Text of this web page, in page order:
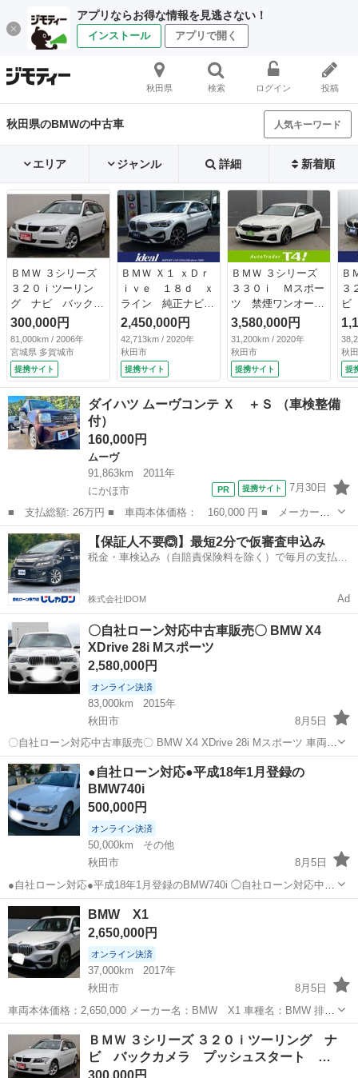
アプリならお得な情報を見逃さない！
インストール アプリで開く
秋田県 検索 ログイン 投稿
秋田県のBMWの中古車 人気キーワード
エリア ジャンル 詳細 新着順
ＢＭＷ ３シリーズ
３２０ｉツーリン
グ ナビ バックカ
メラ プッシュスタ
ート 黒革シート
ＥＴＣ スタッドレ
スタイヤ付き （検
9.6）
300,000円
81,000km / 2006年
宮城県 多賀城市
提携サイト
ＢＭＷ Ｘ１ ｘＤｒ
ｉｖｅ １８ｄ ｘ
ライン 純正ナビ
ＬＥＤ Ｂカメラ
パワーシート ハー
フレザー パワーテ
ールゲート 衝突警
報 クリアランスソ
ナー オートライ
ト 純正１８インチ
2,450,000円
42,713km / 2020年
秋田市
提携サイト
ＢＭＷ ３シリーズ
３３０ｉ Ｍスポー
ツ 禁煙ワンオーナ
ー ＢＭＷ正規ディ
ーラー記録簿完備
純正ナビ 全方位カ
メラ バックカメ
ラ 純正オプション
１９インチＡＷ ヒ
ーター付黒革パワー
3,580,000円
31,200km / 2020年
秋田市
提携サイト
Ｂ
３
ビ
Ｂ
パ
Ｔ
６
検
秋
提
ダイハツ ムーヴコンテ Ｘ ＋Ｓ （車検整備
付）
160,000円
ムーヴ
91,863km
2011年
にかほ市
提携サイト 7月30日
■ 支払総額: 26万円 ■ 車両本体価格： 160,000 円 ■ メーカー
名： ダイハツ ■ 車種名： ムーヴコンテ ■ グレード名： Ｘ
＋Ｓ ■ 排気量： 660cc ■ ドア枚数： 5D ■ ミッション： コラ
ム...
秋田 にかほ市 ムーヴ ムーヴコンテ
【保証人不要🙆】最短2分で仮審査申込み
税金・車検込み（自賠責保険料を除く）で毎月の支払額
株式会社IDOM Ad
〇自社ローン対応中古車販売〇 BMW X4
XDrive 28i Mスポーツ
2,580,000円
オンライン決済
83,000km
2015年
秋田市
8月5日
〇自社ローン対応中古車販売〇 BMW X4 XDrive 28i Mスポーツ 車両本
体価格：2,580,000円 メーカー名：BMW 車種名：BMW X4 XDrive 28i
Mスポーツ 排気量：2...
秋田 秋田市 BMW 車両
●自社ローン対応●平成18年1月登録の
BMW740i
500,000円
オンライン決済
50,000km
その他
秋田市
8月5日
●自社ローン対応●平成18年1月登録のBMW740i ◯自社ローン対応中古
車販売◯ ☆どなたでもローン対応可能☆ １、勤続年
数の短い方や自営業の方 ２、パートをされる主婦の方や派遣社員の方
...
秋田 秋田市
BMW X1
2,650,000円
オンライン決済
37,000km
2017年
秋田市
8月5日
車両本体価格：2,650,000 メーカー名：BMW X1 車種名：BMW 排気
量：2000㏄ 年式：H29 走行距離：37000㌔ 色名：白 駆動方式：4DW
※自社分割...
秋田 秋田市 車両
ＢＭＷ ３シリーズ ３２０ｉツーリング ナ
ビ バックカメラ プッシュスタート …
300,000円